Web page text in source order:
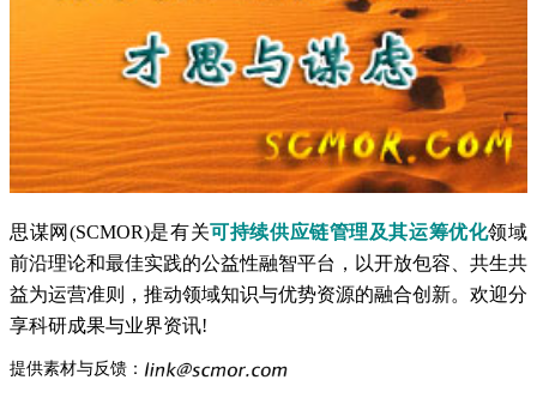
思谋网(SCMOR)是有关可持续供应链管理及其运筹优化领域
前沿理论和最佳实践的公益性融智平台，以开放包容、共生共
益为运营准则，推动领域知识与优势资源的融合创新。欢迎分
享科研成果与业界资讯!
提供素材与反馈：